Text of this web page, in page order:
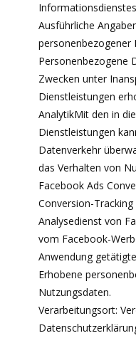
Informationsdienstes
Ausführliche
personenbezogener
Personenbezogene
Zwecken unter
Dienstleistungen
AnalytikMit den in
Dienstleistungen
Datenverkehr
das Verhalten von
Facebook Ads
Conversion-
Analysedienst von
vom Facebook-
Anwendung
Erhobene
Nutzungsdaten.
Verarbeitungsort: